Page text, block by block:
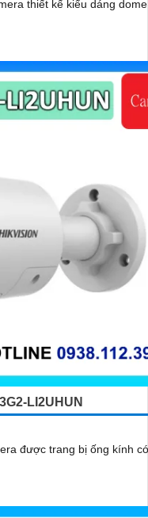
thiết kế kiểu dáng
LI2UHUN
được trang bị ống kính